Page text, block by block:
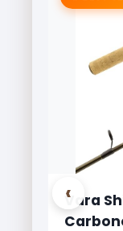
‹
1,80m